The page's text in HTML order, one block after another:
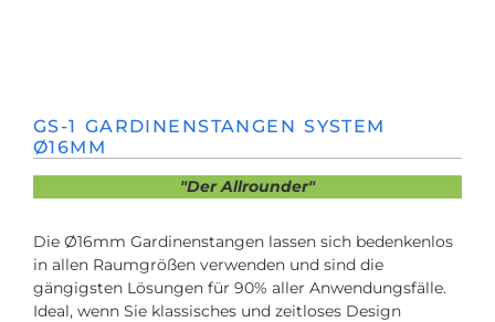
GS-1 GARDINENSTANGEN SYSTEM
Ø16MM
"Der Allrounder"
Die Ø16mm Gardinenstangen lassen sich bedenkenlos
in allen Raumgrößen verwenden und sind die
gängigsten Lösungen für 90% aller Anwendungsfälle.
Ideal, wenn Sie klassisches und zeitloses Design